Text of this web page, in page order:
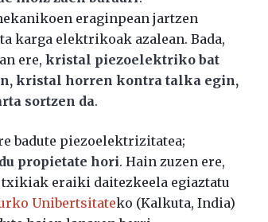
eraginpean jartzen
karga elektrikoak azalean. Bada,
ere,kristal piezoelektriko bat
kristal horren kontra talka egin,
sortzen da.
badute piezoelektrizitatea;
propietate hori. Hain zuzen ere,
eraiki daitezkeela egiaztatu
Unibertsitateko (Kalkuta, India)